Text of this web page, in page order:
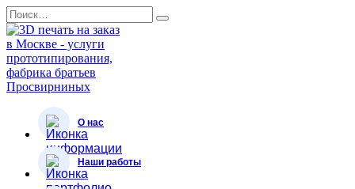
Перейти
к
содержанию
Search
for:
О нас
Наши работы